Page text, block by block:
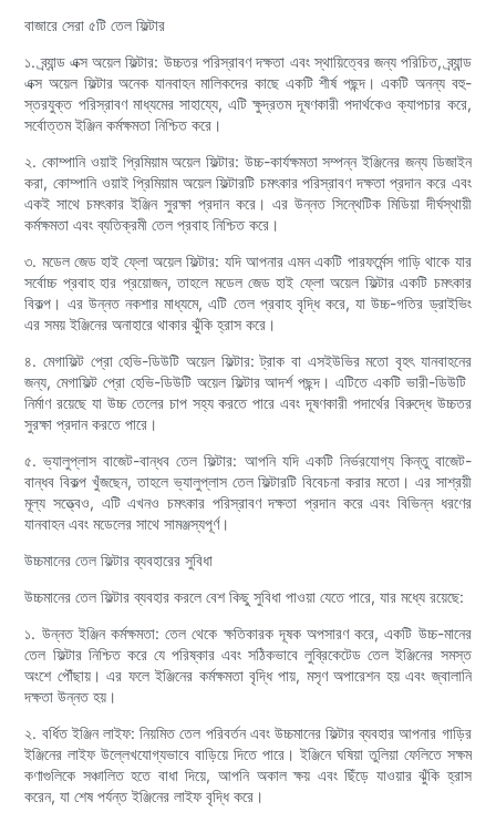
বাজারে সেরা ৫টি তেল ফিল্টার
১. ব্র্যান্ড এক্স অয়েল ফিল্টার: উচ্চতর পরিস্রাবণ দক্ষতা এবং স্থায়িত্বের জন্য পরিচিত, ব্র্যান্ড
এক্স অয়েল ফিল্টার অনেক যানবাহন মালিকদের কাছে একটি শীর্ষ পছন্দ। একটি অনন্য বহু-
স্তরযুক্ত পরিস্রাবণ মাধ্যমের সাহায্যে, এটি ক্ষুদ্রতম দূষণকারী পদার্থকেও ক্যাপচার করে,
সর্বোত্তম ইঞ্জিন কর্মক্ষমতা নিশ্চিত করে।
২. কোম্পানি ওয়াই প্রিমিয়াম অয়েল ফিল্টার: উচ্চ-কার্যক্ষমতা সম্পন্ন ইঞ্জিনের জন্য ডিজাইন
করা, কোম্পানি ওয়াই প্রিমিয়াম অয়েল ফিল্টারটি চমৎকার পরিস্রাবণ দক্ষতা প্রদান করে এবং
একই সাথে চমৎকার ইঞ্জিন সুরক্ষা প্রদান করে। এর উন্নত সিন্থেটিক মিডিয়া দীর্ঘস্থায়ী
কর্মক্ষমতা এবং ব্যতিক্রমী তেল প্রবাহ নিশ্চিত করে।
৩. মডেল জেড হাই ফ্লো অয়েল ফিল্টার: যদি আপনার এমন একটি পারফর্মেন্স গাড়ি থাকে যার
সর্বোচ্চ প্রবাহ হার প্রয়োজন, তাহলে মডেল জেড হাই ফ্লো অয়েল ফিল্টার একটি চমৎকার
বিকল্প। এর উন্নত নকশার মাধ্যমে, এটি তেল প্রবাহ বৃদ্ধি করে, যা উচ্চ-গতির ড্রাইভিং
এর সময় ইঞ্জিনের অনাহারে থাকার ঝুঁকি হ্রাস করে।
৪. মেগাফিল্ট প্রো হেভি-ডিউটি ​​অয়েল ফিল্টার: ট্রাক বা এসইউভির মতো বৃহৎ যানবাহনের
জন্য, মেগাফিল্ট প্রো হেভি-ডিউটি ​​অয়েল ফিল্টার আদর্শ পছন্দ। এটিতে একটি ভারী-ডিউটি ​​
নির্মাণ রয়েছে যা উচ্চ তেলের চাপ সহ্য করতে পারে এবং দূষণকারী পদার্থের বিরুদ্ধে উচ্চতর
সুরক্ষা প্রদান করতে পারে।
৫. ভ্যালুপ্লাস বাজেট-বান্ধব তেল ফিল্টার: আপনি যদি একটি নির্ভরযোগ্য কিন্তু বাজেট-
বান্ধব বিকল্প খুঁজছেন, তাহলে ভ্যালুপ্লাস তেল ফিল্টারটি বিবেচনা করার মতো। এর সাশ্রয়ী
মূল্য সত্ত্বেও, এটি এখনও চমৎকার পরিস্রাবণ দক্ষতা প্রদান করে এবং বিভিন্ন ধরণের
যানবাহন এবং মডেলের সাথে সামঞ্জস্যপূর্ণ।
উচ্চমানের তেল ফিল্টার ব্যবহারের সুবিধা
উচ্চমানের তেল ফিল্টার ব্যবহার করলে বেশ কিছু সুবিধা পাওয়া যেতে পারে, যার মধ্যে রয়েছে:
১. উন্নত ইঞ্জিন কর্মক্ষমতা: তেল থেকে ক্ষতিকারক দূষক অপসারণ করে, একটি উচ্চ-মানের
তেল ফিল্টার নিশ্চিত করে যে পরিষ্কার এবং সঠিকভাবে লুব্রিকেটেড তেল ইঞ্জিনের সমস্ত
অংশে পৌঁছায়। এর ফলে ইঞ্জিনের কর্মক্ষমতা বৃদ্ধি পায়, মসৃণ অপারেশন হয় এবং জ্বালানি
দক্ষতা উন্নত হয়।
২. বর্ধিত ইঞ্জিন লাইফ: নিয়মিত তেল পরিবর্তন এবং উচ্চমানের ফিল্টার ব্যবহার আপনার গাড়ির
ইঞ্জিনের লাইফ উল্লেখযোগ্যভাবে বাড়িয়ে দিতে পারে। ইঞ্জিনে ঘষিয়া তুলিয়া ফেলিতে সক্ষম
কণাগুলিকে সঞ্চালিত হতে বাধা দিয়ে, আপনি অকাল ক্ষয় এবং ছিঁড়ে যাওয়ার ঝুঁকি হ্রাস
করেন, যা শেষ পর্যন্ত ইঞ্জিনের লাইফ বৃদ্ধি করে।